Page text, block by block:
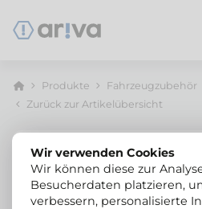
Produkte Fahrzeugzubehör
Zurück zur Artikelübersicht
Wir verwenden Cookies
Wir können diese zur
Besucherdaten platzieren,
verbessern, personalisierte